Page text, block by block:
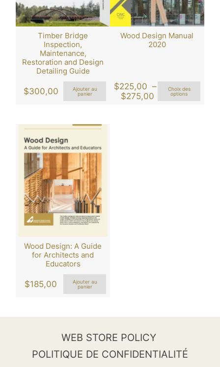
Timber Bridge
Inspection,
Maintenance,
Restoration and Design
Detailing Guide
$300,00
Ajouter au
panier
Wood Design Manual
2020
$225,00 –
$275,00 Plage
Choix des
options
Wood Design: A Guide
for Architects and
Educators
$185,00
Ajouter au
panier
WEB STORE POLICY
POLITIQUE DE CONFIDENTIALITÉ